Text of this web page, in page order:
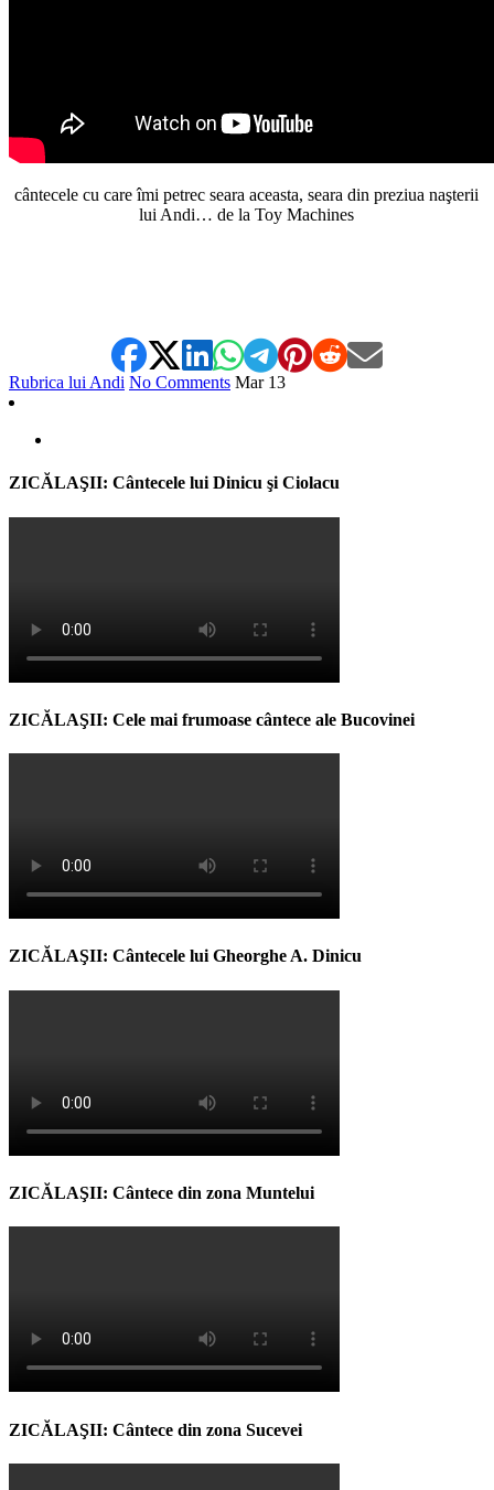
cântecele cu care îmi petrec seara aceasta, seara din preziua naşterii
lui Andi… de la Toy Machines
Rubrica lui Andi No Comments Mar 13
ZICĂLAŞII: Cântecele lui Dinicu şi Ciolacu
ZICĂLAŞII: Cele mai frumoase cântece ale Bucovinei
ZICĂLAŞII: Cântecele lui Gheorghe A. Dinicu
ZICĂLAŞII: Cântece din zona Muntelui
ZICĂLAŞII: Cântece din zona Sucevei